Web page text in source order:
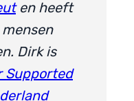
en heeft
Dirk is
Supported